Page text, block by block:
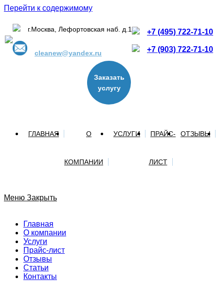
Перейти к содержимому
г.Москва, Лефортовская наб. д.1
cleanew@yandex.ru
+7 (495) 722-71-10
+7 (903) 722-71-10
Заказать
услугу
ГЛАВНАЯ О
КОМПАНИИ
УСЛУГИ ПРАЙС-
ЛИСТ
ОТЗЫВЫ
Меню Закрыть
Главная
О компании
Услуги
Прайс-лист
Отзывы
Статьи
Контакты